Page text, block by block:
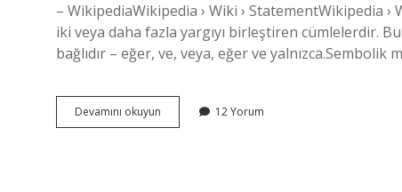
– WikipediaWikipedia › Wiki › StatementWikipedia
iki veya daha fazla yargıyı birleştiren cümlelerdir.
bağlıdır – eğer, ve, veya, eğer ve yalnızca.Sembolik
Devamını okuyun
Önerme
12 Yorum